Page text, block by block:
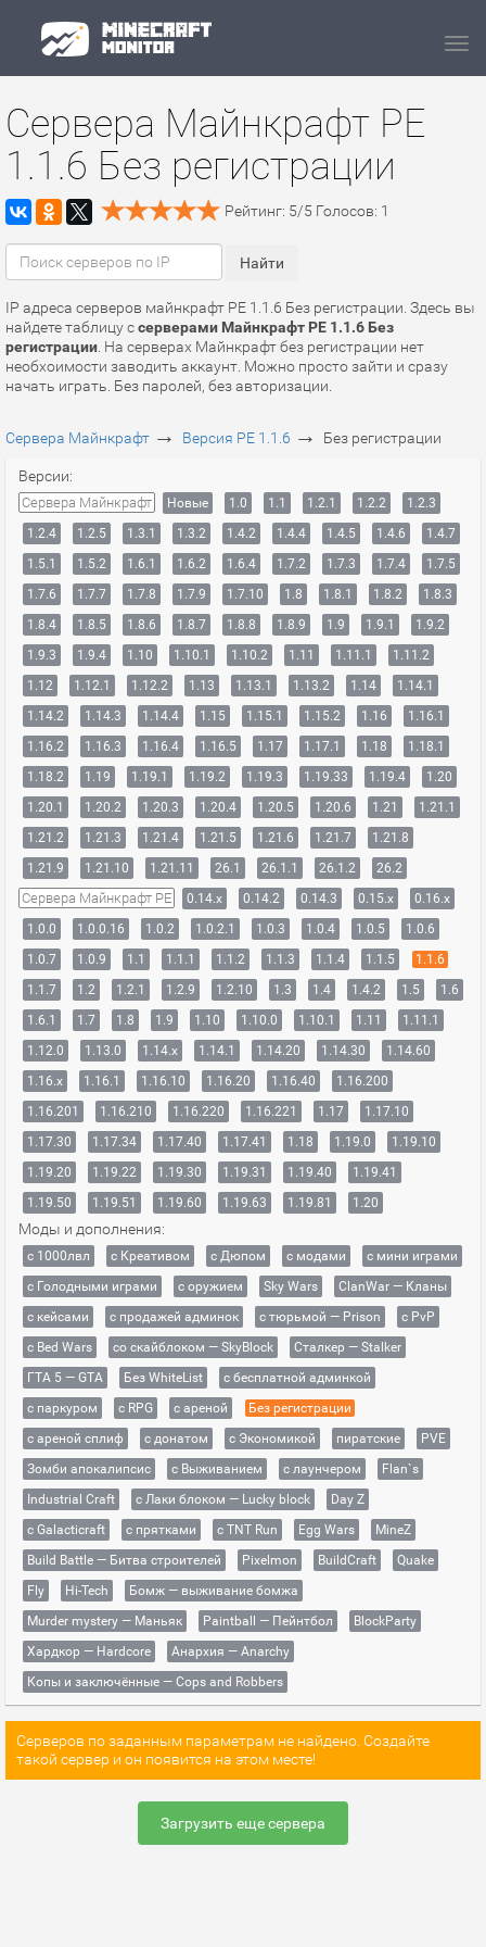
Сервера Майнкрафт PE
1.1.6 Без регистрации
Рейтинг: 5/5 Голосов: 1
IP адреса серверов майнкрафт PE 1.1.6 Без регистрации. Здесь вы
найдете таблицу ссерверами Майнкрафт PE 1.1.6 Без
регистрации . На серверах Майнкрафт без регистрации нет
необхоимости заводить аккаунт. Можно просто зайти и сразу
начать играть. Без паролей, без авторизации.
Сервера Майнкрафт → Версия PE 1.1.6 → Без регистрации
Версии:
Сервера Майнкрафт Новые 1.0 1.1 1.2.1 1.2.2
1.2.3
1.2.4
1.2.5 1.3.1 1.3.2 1.4.2 1.4.4 1.4.5 1.4.6
1.4.7
1.5.1
1.5.2 1.6.1 1.6.2 1.6.4 1.7.2 1.7.3 1.7.4
1.7.5
1.7.6
1.7.7 1.7.8 1.7.9 1.7.10 1.8 1.8.1 1.8.2
1.8.3
1.8.4
1.8.5 1.8.6 1.8.7 1.8.8 1.8.9 1.9 1.9.1
1.9.2
1.9.3
1.9.4 1.10 1.10.1 1.10.2 1.11 1.11.1
1.11.2
1.12
1.12.1 1.12.2 1.13 1.13.1 1.13.2 1.14
1.14.1
1.14.2
1.14.3 1.14.4 1.15 1.15.1 1.15.2 1.16
1.16.1
1.16.2
1.16.3 1.16.4 1.16.5 1.17 1.17.1 1.18
1.18.1
1.18.2
1.19 1.19.1 1.19.2 1.19.3 1.19.33 1.19.4
1.20
1.20.1
1.20.2 1.20.3 1.20.4 1.20.5 1.20.6 1.21
1.21.1
1.21.2
1.21.3 1.21.4 1.21.5 1.21.6 1.21.7
1.21.8
1.21.9
1.21.10 1.21.11 26.1 26.1.1 26.1.2 26.2
Сервера Майнкрафт PE 0.14.x 0.14.2 0.14.3 0.15.x
0.16.x
1.0.0
1.0.0.16 1.0.2 1.0.2.1 1.0.3 1.0.4 1.0.5
1.0.6
1.0.7
1.0.9 1.1 1.1.1 1.1.2 1.1.3 1.1.4 1.1.5
1.1.6
1.1.7
1.2 1.2.1 1.2.9 1.2.10 1.3 1.4 1.4.2 1.5
1.6
1.6.1
1.7 1.8 1.9 1.10 1.10.0 1.10.1 1.11
1.11.1
1.12.0
1.13.0 1.14.x 1.14.1 1.14.20 1.14.30
1.14.60
1.16.x
1.16.1 1.16.10 1.16.20 1.16.40
1.16.200
1.16.201
1.16.210 1.16.220 1.16.221 1.17
1.17.10
1.17.30
1.17.34 1.17.40 1.17.41 1.18 1.19.0
1.19.10
1.19.20
1.19.22 1.19.30 1.19.31 1.19.40
1.19.41
1.19.50
1.19.51 1.19.60 1.19.63 1.19.81 1.20
Моды и дополнения:
с 1000лвл c Креативом с Дюпом с модами
с мини играми
с Голодными играми
с оружием Sky Wars
ClanWar — Кланы
с кейсами
с продажей админок с тюрьмой — Prison
с PvP
с Bed Wars
со скайблоком — SkyBlock
Сталкер — Stalker
ГТА 5 — GTA
Без WhiteList
с бесплатной админкой
с паркуром
с RPG с ареной
Без регистрации
с ареной сплиф
с донатом с Экономикой пиратские
PVE
Зомби апокалипсис
с Выживанием с лаунчером
Flan`s
Industrial Craft
с Лаки блоком — Lucky block
Day Z
с Galacticraft
с прятками с TNT Run Egg Wars
MineZ
Build Battle — Битва строителей
Pixelmon BuildCraft
Quake
Fly
Hi-Tech
Бомж — выживание бомжа
Murder mystery — Маньяк
Paintball — Пейнтбол
BlockParty
Хардкор — Hardcore
Анархия — Anarchy
Копы и заключённые — Cops and Robbers
Серверов по заданным параметрам не найдено. Создайте
такой сервер и он появится на этом месте!
Загрузить еще сервера